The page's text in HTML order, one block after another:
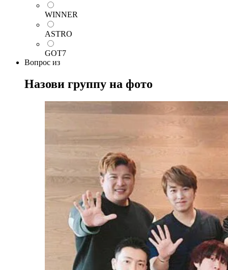
WINNER
ASTRO
GOT7
Вопрос из
Назови группу на фото